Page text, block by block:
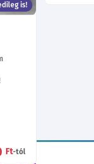
is!
Ft-tól